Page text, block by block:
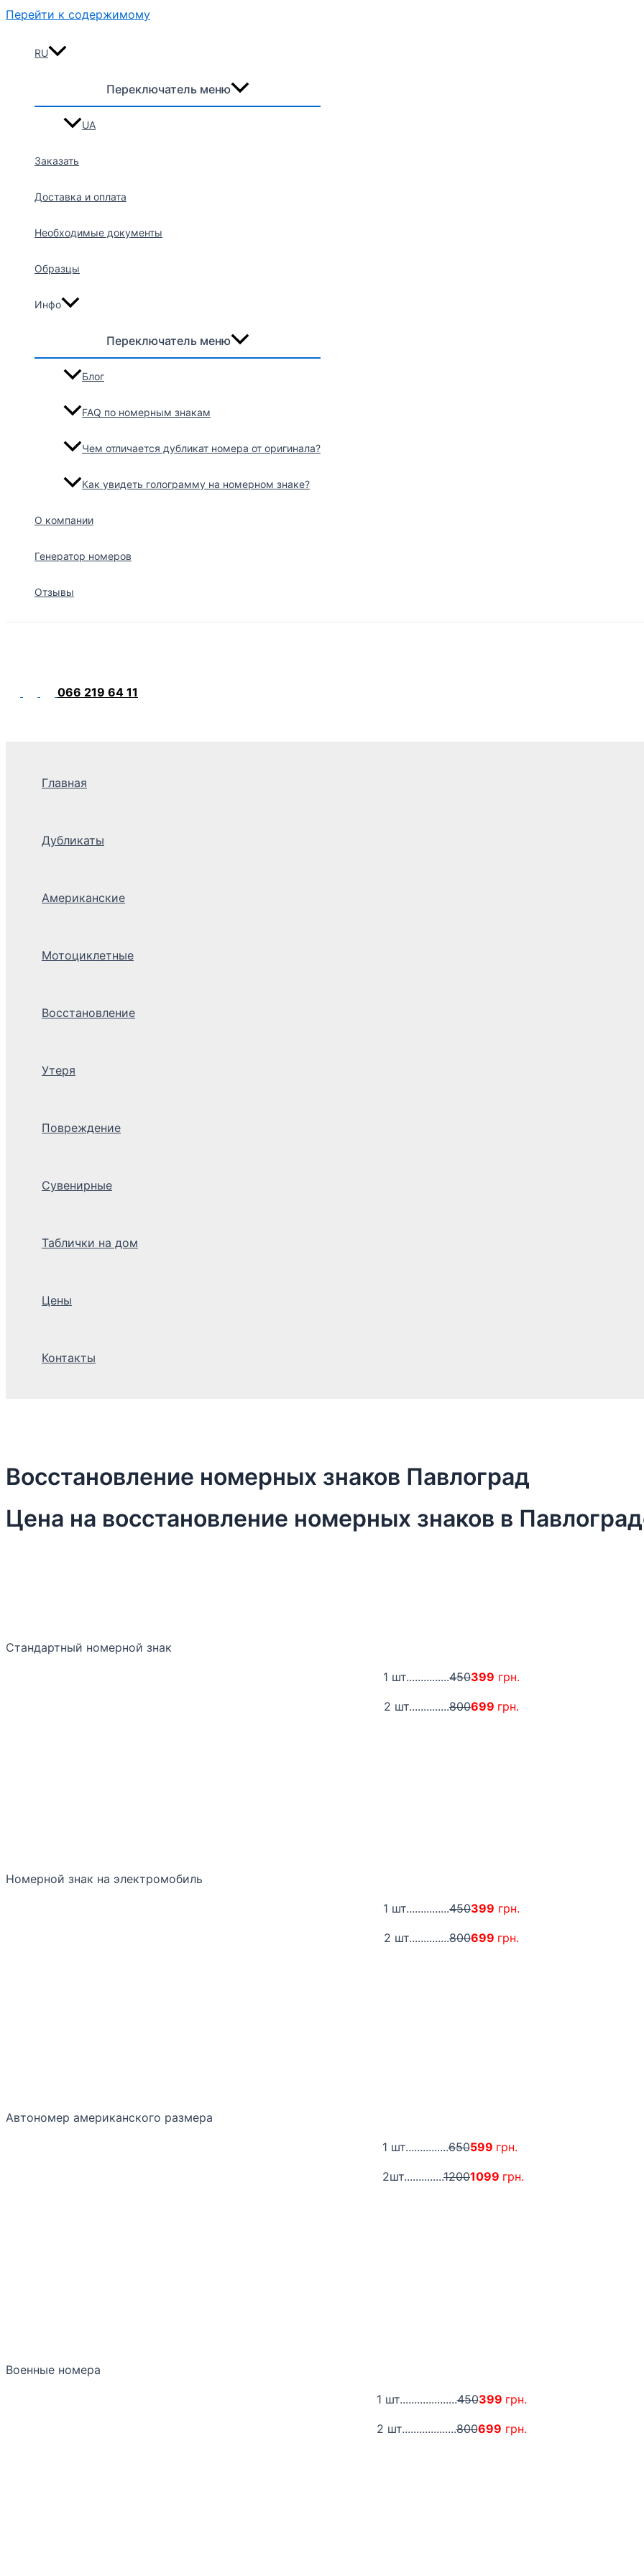
Перейти к содержимому
RU
Переключатель меню
UA
Заказать
Доставка и оплата
Необходимые документы
Образцы
Инфо
Переключатель меню
Блог
FAQ по номерным знакам
Чем отличается дубликат номера от оригинала?
Как увидеть голограмму на номерном знаке?
О компании
Генератор номеров
Отзывы
066 219 64 11
Главная
Дубликаты
Американские
Мотоциклетные
Восстановление
Утеря
Повреждение
Сувенирные
Таблички на дом
Цены
Контакты
Восстановление номерных знаков Павлоград
Цена на восстановление номерных знаков в
Стандартный номерной знак
1 шт...............450399 грн.
2 шт..............800699 грн.
Номерной знак на электромобиль
1 шт...............450399 грн.
2 шт..............800699 грн.
Автономер американского размера
1 шт...............650599 грн.
2шт..............12001099 грн.
Военные номера
1 шт....................450399 грн.
2 шт...................800699 грн.